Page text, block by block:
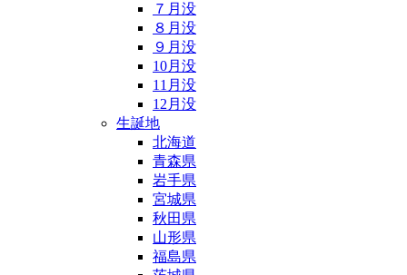
７月没
８月没
９月没
10月没
11月没
12月没
生誕地
北海道
青森県
岩手県
宮城県
秋田県
山形県
福島県